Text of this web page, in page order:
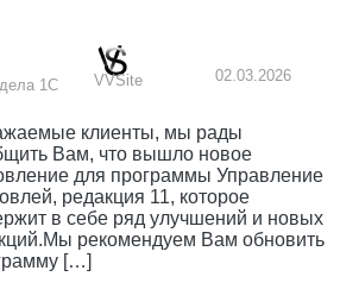
1С
VVSite 02.03.2026
клиенты, мы рады
Вам, что вышло новое
для программы Управление
редакция 11, которое
в себе ряд улучшений и новых
рекомендуем Вам обновить
[…]